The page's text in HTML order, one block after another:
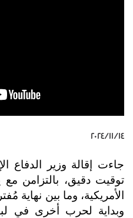
١٤‏/١١‏/٢٠٢٤
جاءت إقالة وزير الدفاع
توقيت دقيق، بالتزامن مع
الأمريكية، وما بين
وبداية لحرب أخرى في